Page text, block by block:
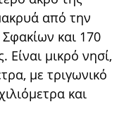
από την
και 170
μικρό νησί,
με τριγωνικό
και